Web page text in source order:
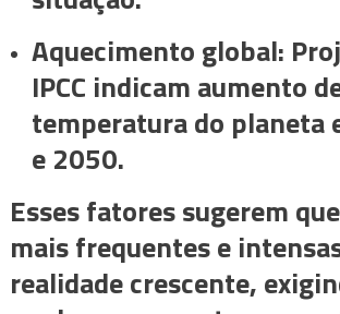
Aquecimento global:
IPCC indicam aumento
temperatura do planeta
e 2050.
Esses fatores sugerem
mais frequentes e
realidade crescente,